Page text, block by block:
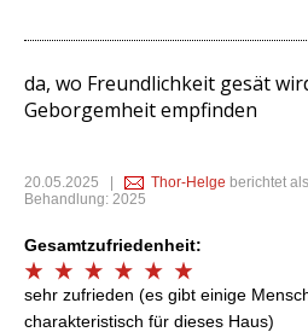
da, wo Freundlichkeit gesät
Geborgemheit empfinden
20.05.2025 Thor-Helge berichtet
Behandlung: 2025
Gesamtzufriedenheit:
sehr zufrieden (es gibt einige
charakteristisch für dieses Haus)